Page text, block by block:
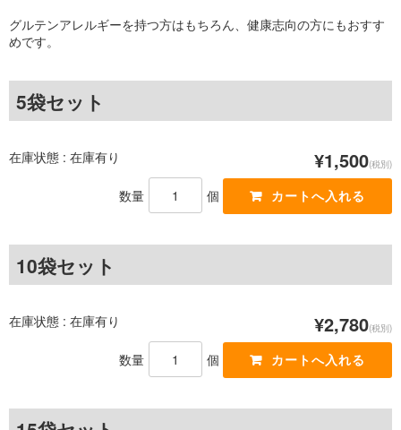
グルテンアレルギーを持つ方はもちろん、健康志向の方にもおすす
めです。
5袋セット
在庫状態 : 在庫有り ¥1,500(税別)
数量 個
10袋セット
在庫状態 : 在庫有り ¥2,780(税別)
数量 個